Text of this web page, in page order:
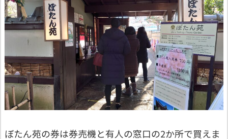
ぼたん苑の券は券売機と有人の窓口の2か所で買えま